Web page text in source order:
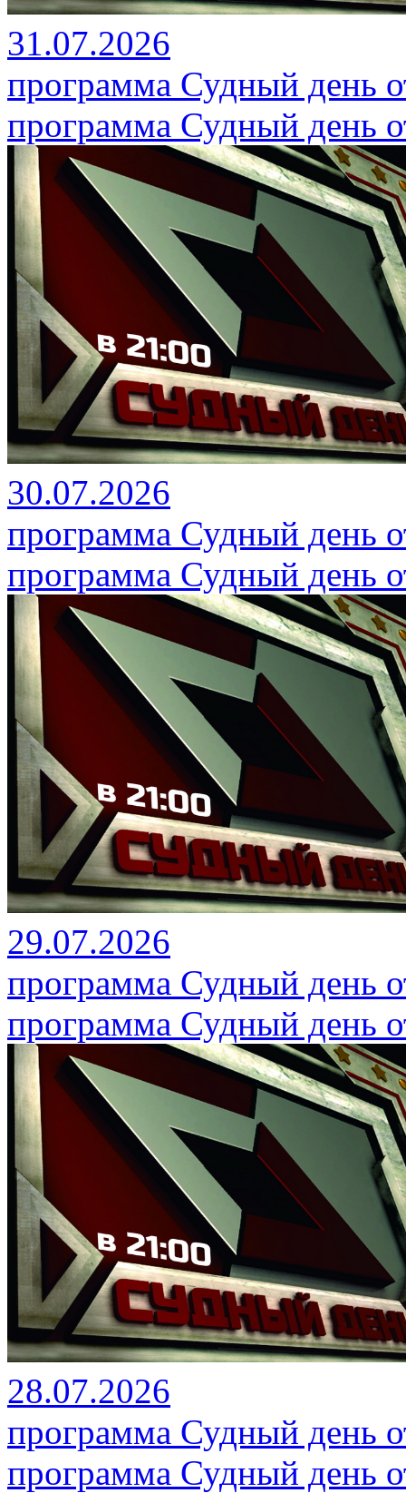
31.07.2026
программа Судный день
программа Судный день
30.07.2026
программа Судный день
программа Судный день
29.07.2026
программа Судный день
программа Судный день
28.07.2026
программа Судный день
программа Судный день